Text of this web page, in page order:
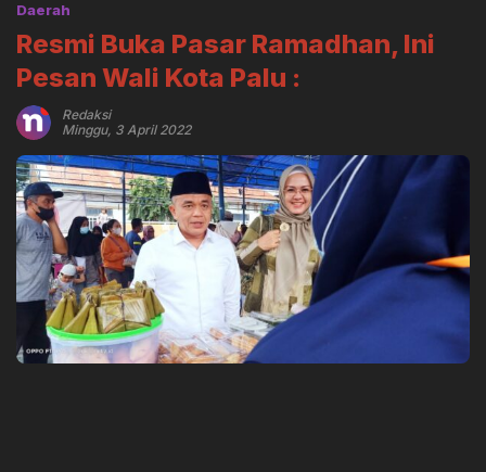
Daerah
Resmi Buka Pasar Ramadhan, Ini
Pesan Wali Kota Palu :
Redaksi
Minggu, 3 April 2022